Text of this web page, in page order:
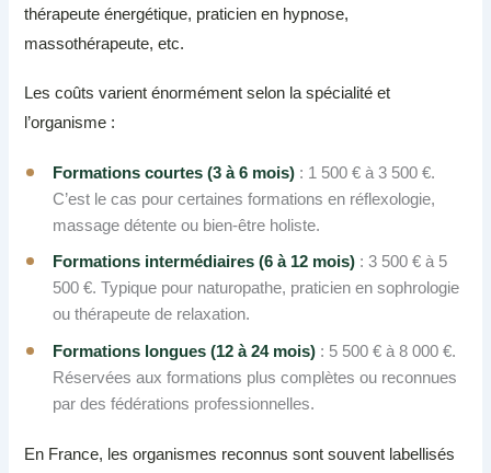
thérapeute énergétique, praticien en hypnose,
massothérapeute, etc.
Les coûts varient énormément selon la spécialité et
l’organisme :
Formations courtes (3 à 6 mois) : 1 500 € à 3 500 €.
C’est le cas pour certaines formations en réflexologie,
massage détente ou bien-être holiste.
Formations intermédiaires (6 à 12 mois) : 3 500 € à 5
500 €. Typique pour naturopathe, praticien en sophrologie
ou thérapeute de relaxation.
Formations longues (12 à 24 mois) : 5 500 € à 8 000 €.
Réservées aux formations plus complètes ou reconnues
par des fédérations professionnelles.
En France, les organismes reconnus sont souvent labellisés